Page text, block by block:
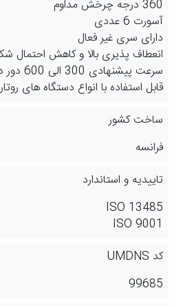
360 درجه چرخش مداوم
آسورت 6 عددی
دارای سری غیر فعال
انعطاف پذیری بالا و کاهش احتمال
سرعت پیشنهادی 300 الی 600 دور در دقیقه
قابل استفاده با انواع دستگاه های
ساخت کشور
فرانسه
تاییدیه و استاندارد
ISO 13485
ISO 9001
کد UMDNS
99685